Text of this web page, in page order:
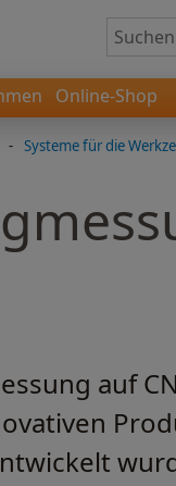
Online-Shop
- Systeme für die
auf